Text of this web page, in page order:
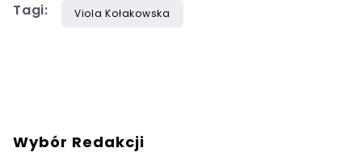
Tagi: Viola Kołakowska
Wybór Redakcji